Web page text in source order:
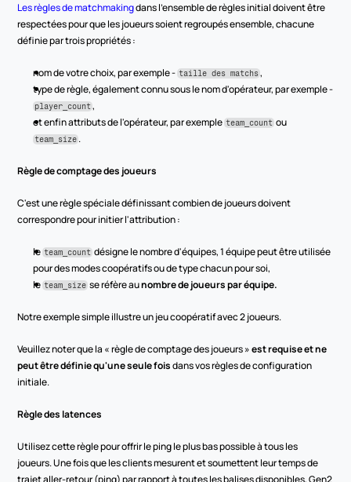
Les règles de matchmaking dans l'ensemble de règles initial doivent être
respectées pour que les joueurs soient regroupés ensemble, chacune
définie par trois propriétés :
nom de votre choix, par exemple - taille des matchs ,
player_count ,
et enfin attributs de l'opérateur, par exemple team_count
team_size .
Règle de comptage des joueurs
C'est une règle spéciale définissant combien de joueurs doivent
correspondre pour initier l'attribution :
le team_count désigne le nombre d'équipes, 1 équipe peut être utilisée
pour des modes coopératifs ou de type chacun pour soi,
le team_size se réfère au nombre de joueurs par équipe.
Notre exemple simple illustre un jeu coopératif avec 2 joueurs.
Veuillez noter que la « règle de comptage des joueurs » est requise et ne
peut être définie qu'une seule fois dans vos règles de configuration
initiale.
Règle des latences
Utilisez cette règle pour offrir le ping le plus bas possible à tous les
joueurs. Une fois que les clients mesurent et soumettent leur temps de
trajet aller-retour (ping) par rapport à toutes les balises disponibles, Gen2